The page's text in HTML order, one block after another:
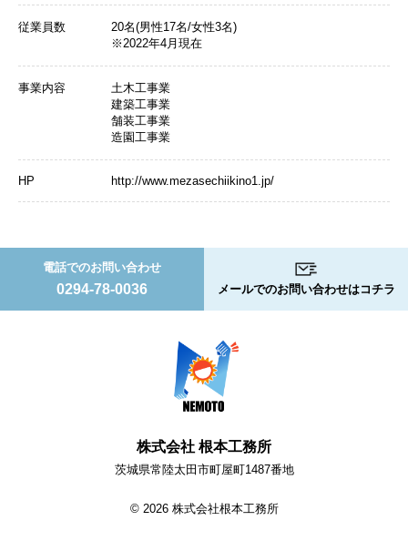
従業員数
20名(男性17名/女性3名)
※2022年4月現在
事業内容
土木工事業
建築工事業
舗装工事業
造園工事業
HP http://www.mezasechiikino1.jp/
電話でのお問い合わせ
0294-78-0036 メールでのお問い合わせはコチラ
株式会社 根本工務所
茨城県常陸太田市町屋町1487番地
© 2026 株式会社根本工務所